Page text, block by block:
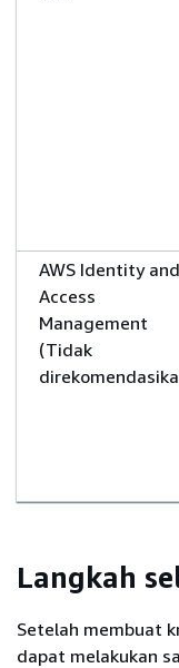
AWS Identity and
Access
Management
(Tidak
Langkah
Setelah membuat
dapat melakukan